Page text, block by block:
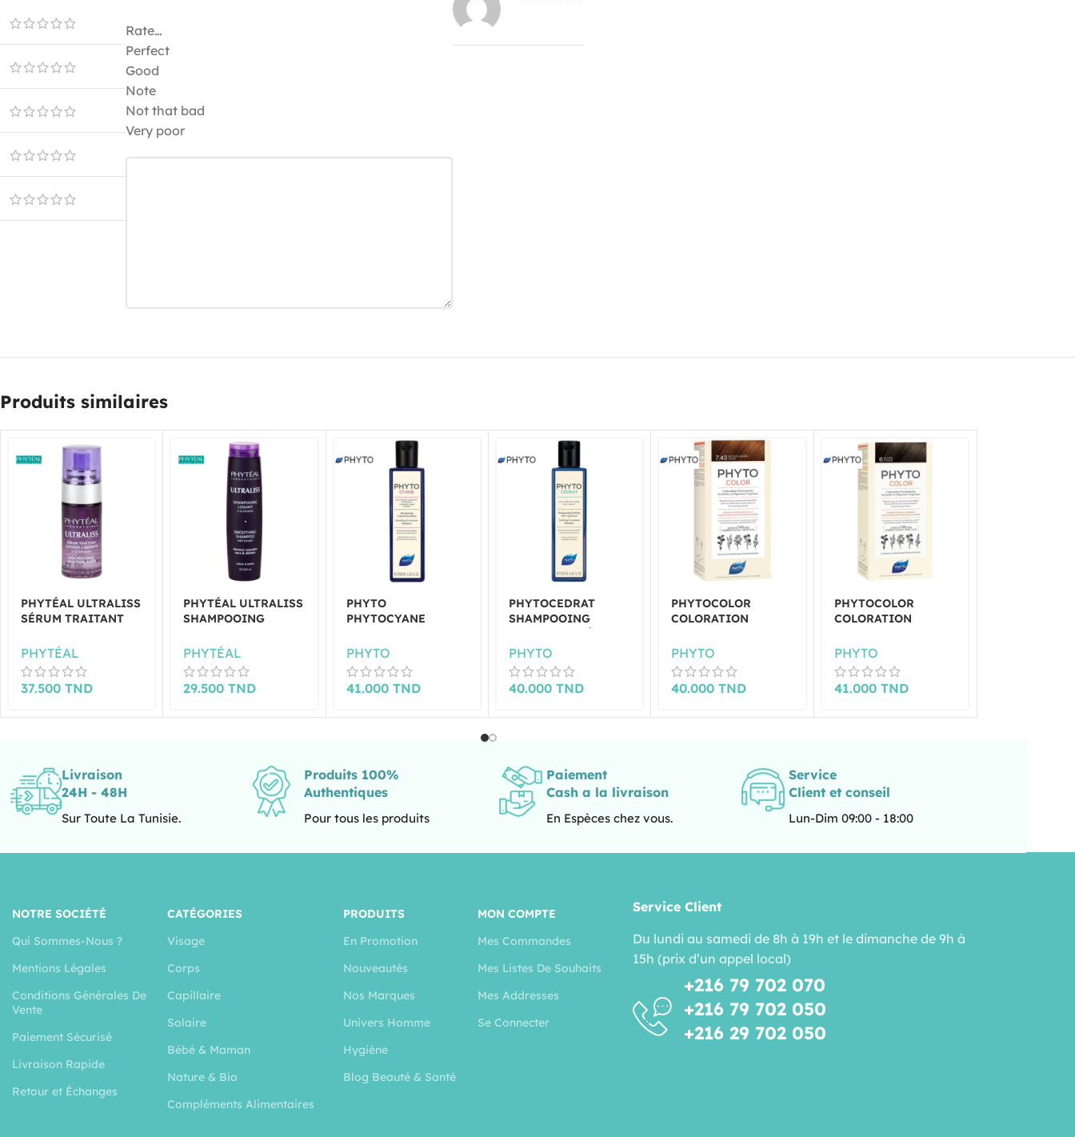
Rate…
Perfect
Good
Note
Not that bad
Very poor
Produits similaires
PHYTÉAL ULTRALISS
SÉRUM TRAITANT
PHYTÉAL
37.500 TND
PHYTÉAL ULTRALISS
SHAMPOOING
PHYTÉAL
29.500TND
PHYTO
PHYTOCYANE
TRAITANT
DENSIFIANT 250 ML
PHYTO
41.000 TND
PHYTOCEDRAT
SHAMPOOING
RÉGULATEUR 250ML
PHYTO
40.000 TND
PHYTOCOLOR
COLORATION
BLOND CUIVRÉ
DORÉ-7.43
PHYTO
40.000TND
PHYTOCOLOR
COLORATION
BLOND FONCÉ -6
PHYTO
41.000 TND
Livraison
24H - 48H
Sur Toute La Tunisie.
Produits 100%
Authentiques
Pour tous les produits
Paiement
Cash a la livraison
En Espèces chez vous.
Service
Client et conseil
Lun-Dim 09:00 - 18:00
NOTRE SOCIÉTÉ
Qui Sommes-Nous ?
Mentions Légales
Conditions Générales De
Vente
Paiement Sécurisé
Livraison Rapide
Retour et Échanges
CATÉGORIES
Visage
Corps
Capillaire
Solaire
Bébé & Maman
Nature & Bio
Compléments Alimentaires
PRODUITS
En Promotion
Nouveautés
Nos Marques
Univers Homme
Hygiéne
Blog Beauté & Santé
MON COMPTE
Mes Commandes
Mes Listes De Souhaits
Mes Addresses
Se Connecter
Service Client
Du lundi au samedi de 8h à 19h et le dimanche de 9h à
15h (prix d’un appel local)
+216 79 702 070
+216 79 702 050
+216 29 702 050